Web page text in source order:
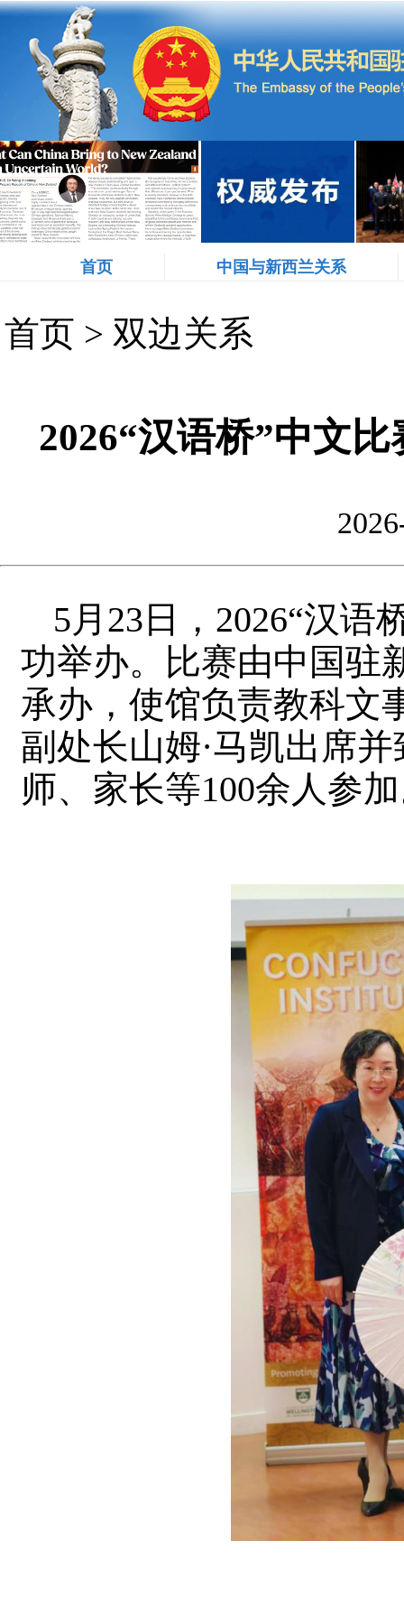
首页 中国与新西兰关系
首页 > 双边关系
2026“汉语桥”中文
5月23日，2026“汉语
功举办。比赛由中国驻
承办，使馆负责教科文
副处长山姆·马凯出席
师、家长等100余人参